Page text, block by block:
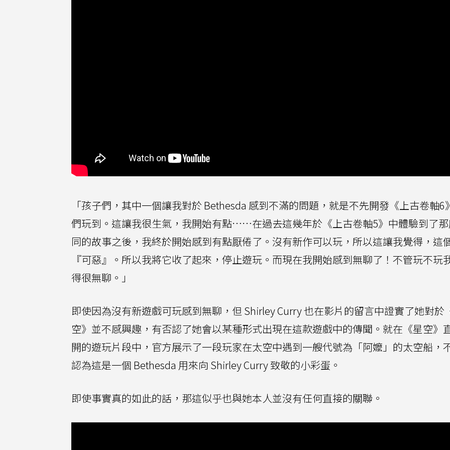
「孩子們，其中一個讓我對於 Bethesda 感到不滿的問題，就是不先開發《上古卷軸6
們玩到。這讓我很生氣，我開始有點……在過去這幾年於《上古卷軸5》中體驗到了
同的故事之後，我終於開始感到有點厭倦了。沒有新作可以玩，所以這讓我覺得，這
『可惡』。所以我將它收了起來，停止遊玩。而現在我開始感到無聊了！不管玩不玩
得很無聊。」
即使因為沒有新遊戲可玩感到無聊，但 Shirley Curry 也在影片的留言中證實了她對於
空》並不感興趣，有否認了她會以某種形式出現在這款遊戲中的傳聞。就在《星空》
開的遊玩片段中，官方展示了一段玩家在太空中遇到一艘代號為「阿嬤」的太空船，
認為這是一個 Bethesda 用來向 Shirley Curry 致敬的小彩蛋。
即使事實真的如此的話，那這似乎也與她本人並沒有任何直接的關聯。